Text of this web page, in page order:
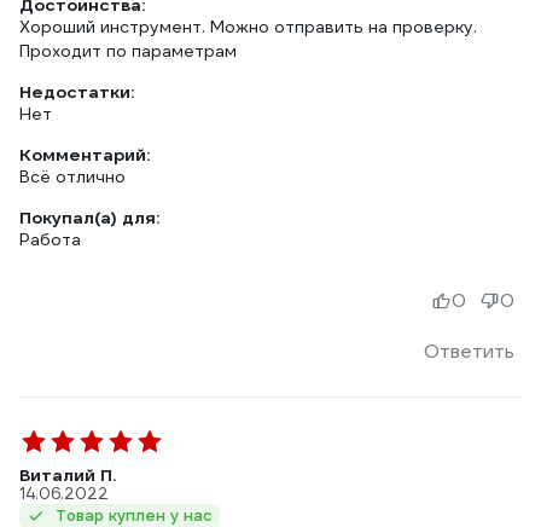
Достоинства:
Хороший инструмент. Можно отправить на проверку.
Проходит по параметрам
Недостатки:
Нет
Комментарий:
Всё отлично
Покупал(а) для:
Работа
Ответить
0 0
Виталий П.
14.06.2022
Товар куплен у нас